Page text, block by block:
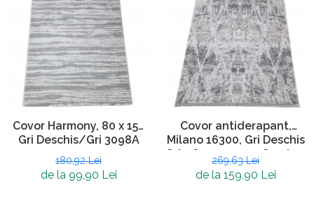
Covor Harmony, 80 x 150
Gri Deschis/Gri 3098A
180,92 Lei
de la 99,90 Lei
Covor antiderapant,
Milano 16300, Gri Deschis
Gri, 160 x 230 cm, Grosime
4 mm
269,63 Lei
de la 159,90 Lei